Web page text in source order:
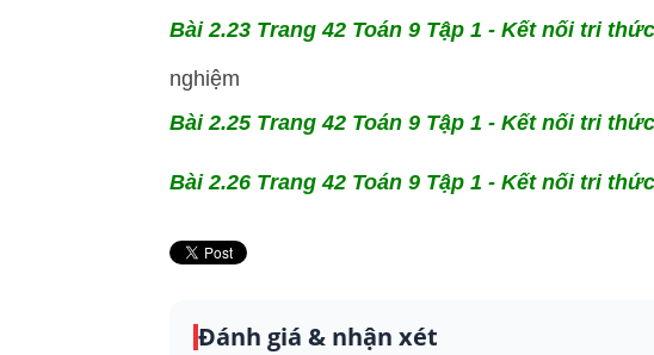
Bài 2.23 Trang 42 Toán 9 Tập 1 - Kết nối tri
nghiệm
Bài 2.25 Trang 42 Toán 9 Tập 1 - Kết nối tri thức
Bài 2.26 Trang 42 Toán 9 Tập 1 - Kết nối tri
Đánh giá & nhận xét